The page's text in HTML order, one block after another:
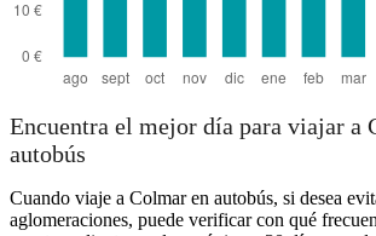
Encuentra el mejor día para viajar a
autobús
Cuando viaje a Colmar en autobús, si desea
aglomeraciones, puede verificar con qué